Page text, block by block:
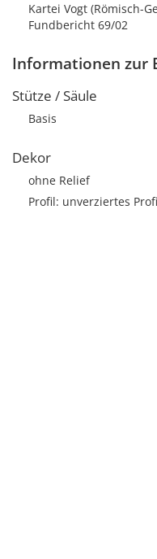
Kartei Vogt (Römisch-
Fundbericht 69/02
Informationen zur
Stütze / Säule
Basis
Dekor
ohne Relief
Profil: unverziertes